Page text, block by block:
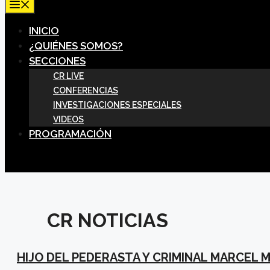
INICIO
¿QUIÉNES SOMOS?
SECCIONES
CR LIVE
CONFERENCIAS
INVESTIGACIONES ESPECIALES
VIDEOS
PROGRAMACIÓN
CR NOTICIAS
HIJO DEL PEDERASTA Y CRIMINAL MARCEL